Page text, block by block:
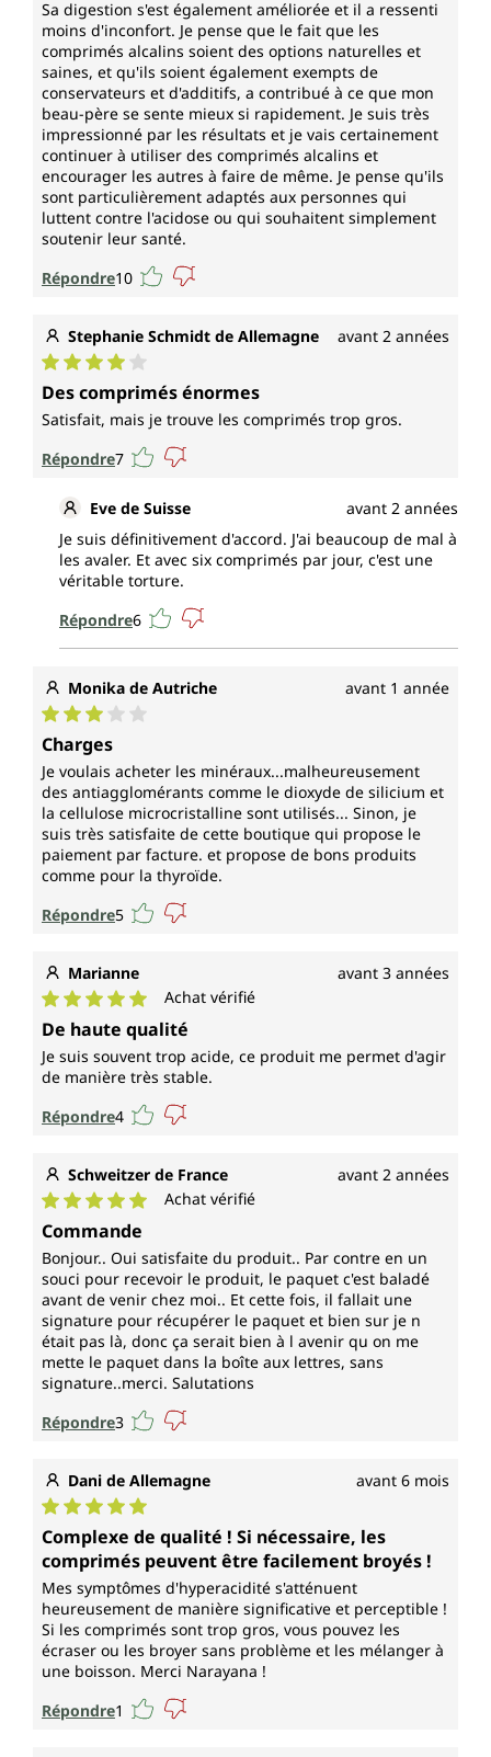
contribue au métabolisme normal des acides aminés
soufrés.
La vitamine D (cholécalciferol)
contribue :
à l'absorption et à l'utilisation normales du
calcium et du phosphore
à une calcémie normale
au maintien d'une fonction musculaire
normale
au maintien d'une dentition normale
au fonctionnement normal du système
immunitaire
à réduire le risque de chute en raison de
muscles faibles ou d'une posture instable
comme cause de fractures osseuses chez
à une formation et croissances osseuses
normales chez les enfants
* Allégations de santé autorisées par l'Autorité
européenne de sécurité des aliments.
d'Unimedica contient 360 comprimés. Cela
correspond à un approvisionnement de 2 mois.
Produit végan et exempt des additifs
suivants
Conformément aux exigences légales, les comprimés
alcalinisants d'Unimedica sont exempts de
conservateurs et d'additifs tels que des colorants, des
stabilisants, des anti-agglomérants comme le
stéarate de magnésium, ainsi que d'OGM, de sucres
Sa digestion s'est également améliorée et il a ressenti
moins d'inconfort. Je pense que le fait que les
comprimés alcalins soient des options naturelles et
saines, et qu'ils soient également exempts de
conservateurs et d'additifs, a contribué à ce que mon
beau-père se sente mieux si rapidement. Je suis très
impressionné par les résultats et je vais certainement
continuer à utiliser des comprimés alcalins et
encourager les autres à faire de même. Je pense qu'ils
sont particulièrement adaptés aux personnes qui
luttent contre l'acidose ou qui souhaitent simplement
soutenir leur santé.
Répondre10
Stephanie Schmidt de Allemagne avant 2 années
Note moyenne de 4 sur 5 étoiles
Des comprimés énormes
Satisfait, mais je trouve les comprimés trop gros.
Répondre7
Eve de Suisse
avant 2 années
Je suis définitivement d'accord. J'ai beaucoup de mal à
les avaler. Et avec six comprimés par jour, c'est une
véritable torture.
Répondre6
Monika de Autriche avant 1 année
Note moyenne de 3 sur 5 étoiles
Charges
Je voulais acheter les minéraux...malheureusement
des antiagglomérants comme le dioxyde de silicium et
la cellulose microcristalline sont utilisés... Sinon, je
suis très satisfaite de cette boutique qui propose le
paiement par facture. et propose de bons produits
comme pour la thyroïde.
Répondre5
Marianne avant 3 années
Note moyenne de 5 sur 5 étoiles
Achat vérifié
De haute qualité
Je suis souvent trop acide, ce produit me permet d'agir
de manière très stable.
Répondre4
Schweitzer de France avant 2 années
Note moyenne de 5 sur 5 étoiles
Achat vérifié
Commande
Bonjour.. Oui satisfaite du produit.. Par contre en un
souci pour recevoir le produit, le paquet c'est baladé
avant de venir chez moi.. Et cette fois, il fallait une
signature pour récupérer le paquet et bien sur je n
était pas là, donc ça serait bien à l avenir qu on me
mette le paquet dans la boîte aux lettres, sans
signature..merci. Salutations
Répondre3
Dani de Allemagne avant 6 mois
Note moyenne de 5 sur 5 étoiles
Complexe de qualité ! Si nécessaire, les
comprimés peuvent être facilement broyés !
Mes symptômes d'hyperacidité s'atténuent
heureusement de manière significative et perceptible !
Si les comprimés sont trop gros, vous pouvez les
écraser ou les broyer sans problème et les mélanger à
une boisson. Merci Narayana !
Répondre1